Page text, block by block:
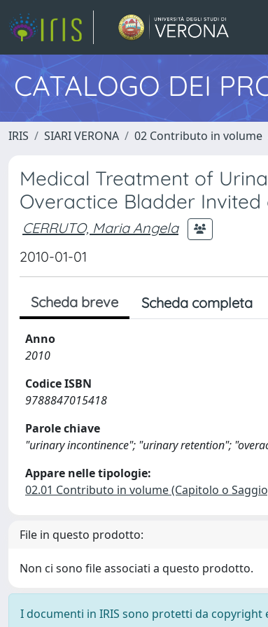
CATALOGO DEI
IRIS SIARI VERONA 02 Contributo in volume
Medical Treatment of
Overactice Bladder
CERRUTO, Maria Angela
2010-01-01
Scheda breve Scheda completa
Anno
2010
Codice ISBN
9788847015418
Parole chiave
"urinary incontinence"; "urinary retention";
Appare nelle tipologie:
02.01 Contributo in volume (Capitolo o
File in questo prodotto:
Non ci sono file associati a questo prodotto.
I documenti in IRIS sono protetti da